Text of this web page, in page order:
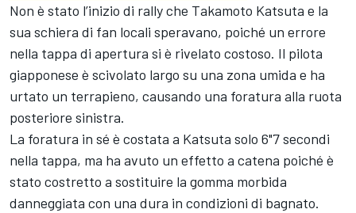
Non è stato l’inizio di rally che Takamoto Katsuta e la
sua schiera di fan locali speravano, poiché un errore
nella tappa di apertura si è rivelato costoso. Il pilota
giapponese è scivolato largo su una zona umida e ha
urtato un terrapieno, causando una foratura alla ruota
posteriore sinistra.
La foratura in sé è costata a Katsuta solo 6"7 secondi
nella tappa, ma ha avuto un effetto a catena poiché è
stato costretto a sostituire la gomma morbida
danneggiata con una dura in condizioni di bagnato.